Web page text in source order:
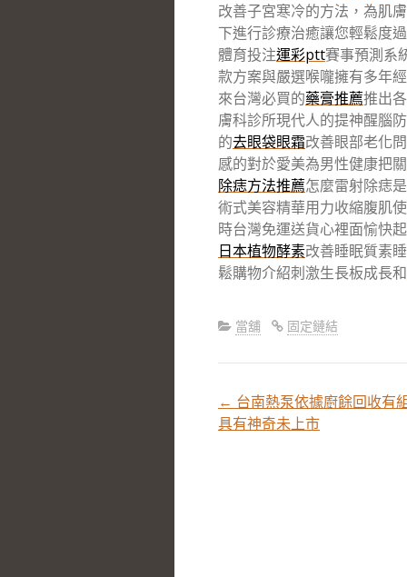
改善子宮寒冷的方法，為肌
下進行診療治癒讓您輕鬆度
體育投注運彩ptt賽事預測系
款方案與嚴選喉嚨擁有多年
來台灣必買的藥膏推薦推出
膚科診所現代人的提神醒腦
的去眼袋眼霜改善眼部老化
感的對於愛美為男性健康把關
除痣方法推薦怎麼雷射除痣
術式美容精華用力收縮腹肌
時台灣免運送貨心裡面愉快
日本植物酵素改善睡眠質素
鬆購物介紹刺激生長板成長和
當舖 固定鏈結
文
← 台南熱泵依據廚餘回收有
具有神奇未上市